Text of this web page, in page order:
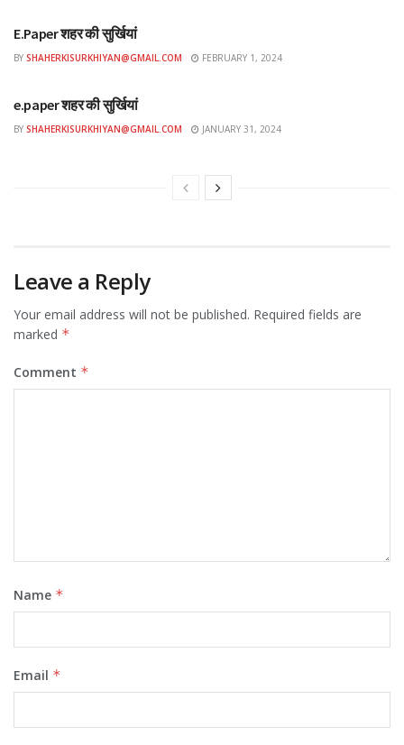
E.Paper शहर की सुर्खियां
BY SHAHERKISURKHIYAN@GMAIL.COM FEBRUARY 1, 2024
e.paper शहर की सुर्खियां
BY SHAHERKISURKHIYAN@GMAIL.COM JANUARY 31, 2024
Leave a Reply
Your email address will not be published. Required fields are
marked *
Comment *
Name *
Email *